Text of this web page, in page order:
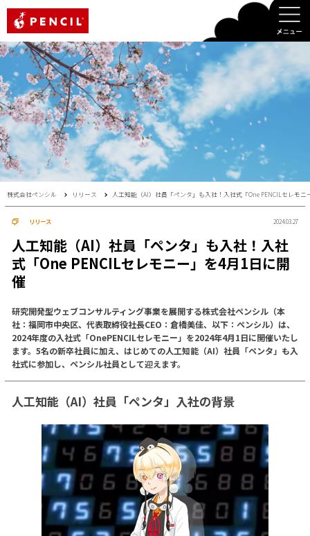
株式会社ペンシル リリース 人工知能（AI）社員「ペンタ」も入社！入社式「One PENCILセレモ
リリース 2024.03.27
人工知能（AI）社員「ペンタ」も入社！入社
式「One PENCILセレモニー」を4月1日に開
催
研究開発型ウェブコンサルティング事業を展開する株式会社ペンシル（本
社：福岡市中央区、代表取締役社長CEO：倉橋美佳、以下：ペンシル）は、
2024年度の入社式「OnePENCILセレモニー」を2024年4月1日に開催いたし
ます。5名の新卒社員に加え、はじめての人工知能（AI）社員「ペンタ」も入
社式に参加し、ペンシル社員として迎えます。
人工知能（AI）社員「ペンタ」入社の背景